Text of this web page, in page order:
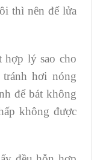
thì nên để lửa
hợp lý sao cho
hơi nóng
để bát không
không được